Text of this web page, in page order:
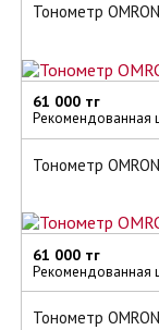
Тонометр
61 000 тг
Рекомендованная
Тонометр
61 000 тг
Рекомендованная
Тонометр